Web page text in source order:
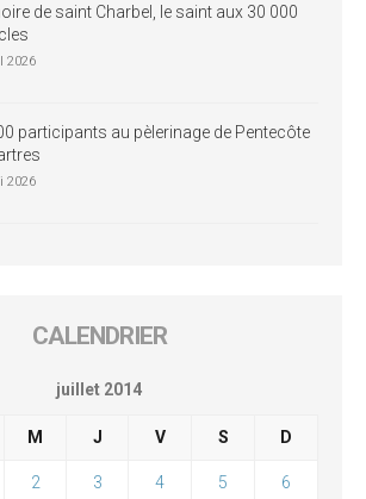
de saint Charbel, le saint aux 30 000
2026
participants au pèlerinage de Pentecôte
2026
CALENDRIER
juillet 2014
M J V S D
2 3 4 5 6